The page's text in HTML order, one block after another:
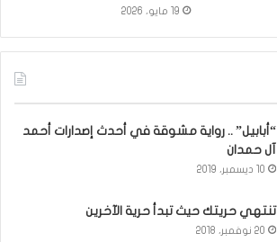
19 مايو، 2026
“أبابيل” .. رواية مشوقة في أحدث إصدارات أحمد
آل حمدان
10 ديسمبر، 2019
تنتهي حريتك حيث تبدأ حرية الآخرين
20 نوفمبر، 2018